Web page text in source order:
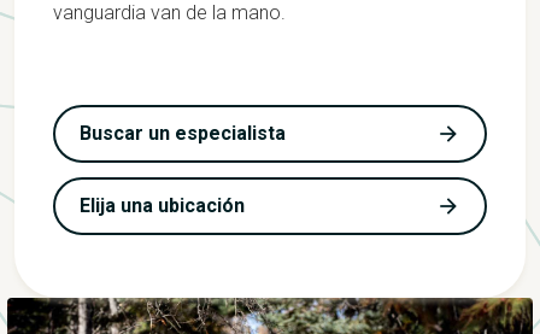
vanguardia van de la mano.
Buscar un especialista
Elija una ubicación